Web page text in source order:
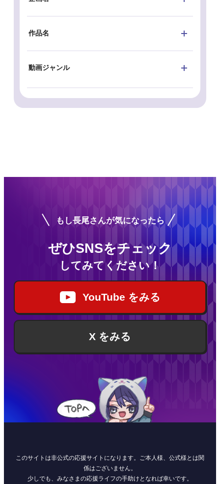
作品名
動画ジャンル
もし長尾さんが気になったら
ぜひSNSをチェック
してみてください！
YouTube をみる
X をみる
このサイトは非公式の応援サイトになります。ご本人様、公式様とは関
係はございません。
少しでも、みなさまの応援ライフの手助けとなれば幸いです。